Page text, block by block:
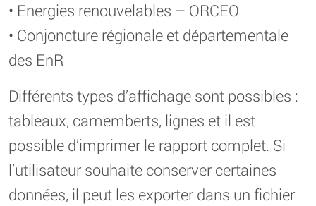
• Energies renouvelables – ORCEO
• Conjoncture régionale et départementale
des EnR
Différents types d’affichage sont possibles :
tableaux, camemberts, lignes et il est
possible d’imprimer le rapport complet. Si
l’utilisateur souhaite conserver certaines
données, il peut les exporter dans un fichier